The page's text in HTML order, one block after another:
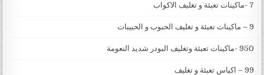
7 -ماكينات تعبئة و تغليف الاكواب
9 – ماكينات تعبئة و تغليف الحبوب و الحبيبات
950 -ماكينات تعبئة وتغليف البودر شديد النعومة
99 – اكياس تعبئة و تغليف